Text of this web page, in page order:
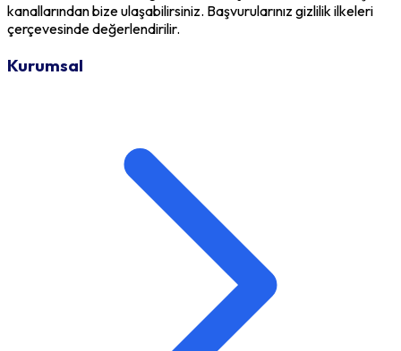
kanallarından bize ulaşabilirsiniz. Başvurularınız gizlilik ilkeleri
çerçevesinde değerlendirilir.
Kurumsal